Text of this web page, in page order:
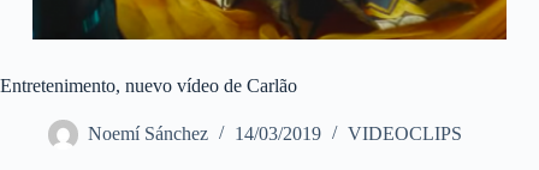
Entretenimento, nuevo vídeo de Carlão
Noemí Sánchez 14/03/2019 VIDEOCLIPS